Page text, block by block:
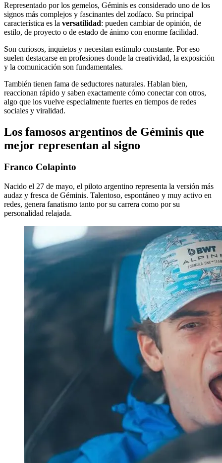
Representado por los gemelos, Géminis es considerado uno de los
signos más complejos y fascinantes del zodíaco. Su principal
característica es la versatilidad: pueden cambiar de opinión, de
estilo, de proyecto o de estado de ánimo con enorme facilidad.
Son curiosos, inquietos y necesitan estímulo constante. Por eso
suelen destacarse en profesiones donde la creatividad, la exposición
y la comunicación son fundamentales.
También tienen fama de seductores naturales. Hablan bien,
reaccionan rápido y saben exactamente cómo conectar con otros,
algo que los vuelve especialmente fuertes en tiempos de redes
sociales y viralidad.
Los famosos argentinos de Géminis que
mejor representan al signo
Franco Colapinto
Nacido el 27 de mayo, el piloto argentino representa la versión más
audaz y fresca de Géminis. Talentoso, espontáneo y muy activo en
redes, genera fanatismo tanto por su carrera como por su
personalidad relajada.